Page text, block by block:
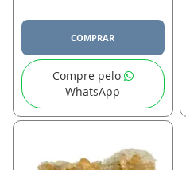
COMPRAR
Compre pelo
WhatsApp